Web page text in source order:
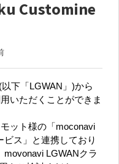
Customine
下「LGWAN」)から
いただくことができま
ット様の「moconavi
ビス」と連携しており
movonavi LGWANクラ